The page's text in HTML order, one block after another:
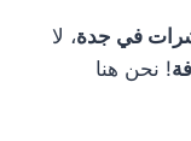
في جدة، لا
! نحن هنا